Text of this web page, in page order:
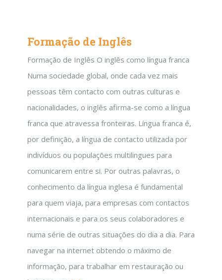
Formação de Inglês
Formação de Inglês O inglês como língua franca
Numa sociedade global, onde cada vez mais
pessoas têm contacto com outras culturas e
nacionalidades, o inglês afirma-se como a língua
franca que atravessa fronteiras. Língua franca é,
por definição, a língua de contacto utilizada por
indivíduos ou populações multilingues para
comunicarem entre si. Por outras palavras, o
conhecimento da língua inglesa é fundamental
para quem viaja, para empresas com contactos
internacionais e para os seus colaboradores e
numa série de outras situações do dia a dia. Para
navegar na internet obtendo o máximo de
informação, para trabalhar em restauração ou